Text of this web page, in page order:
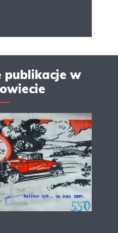
publikacje w